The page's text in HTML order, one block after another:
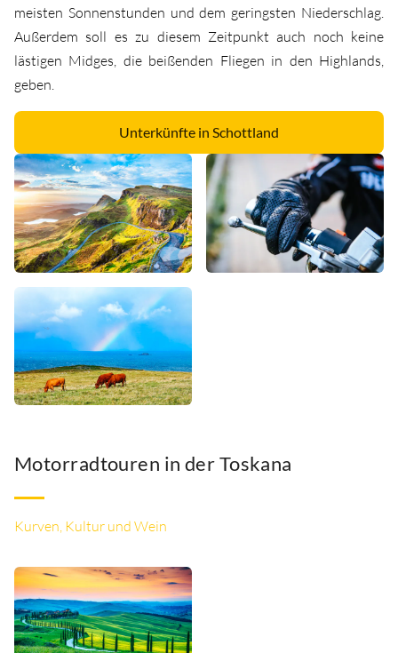
meisten Sonnenstunden und dem geringsten Niederschlag.
Außerdem soll es zu diesem Zeitpunkt auch noch keine
lästigen Midges, die beißenden Fliegen in den Highlands,
geben.
Unterkünfte in Schottland
Motorradtouren in der Toskana
Kurven, Kultur und Wein